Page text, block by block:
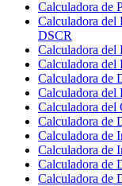
Calculadora de
Calculadora del
DSCR
Calculadora del
Calculadora del
Calculadora de
Calculadora del
Calculadora del
Calculadora de
Calculadora de
Calculadora de
Calculadora de
Calculadora de